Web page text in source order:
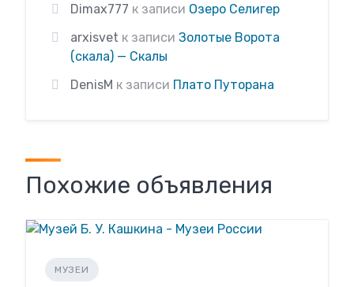
Dimax777 к записи Озеро Селигер
arxisvet к записи Золотые Ворота
(скала) — Скалы
DenisM к записи Плато Путорана
Похожие объявления
МУЗЕИ